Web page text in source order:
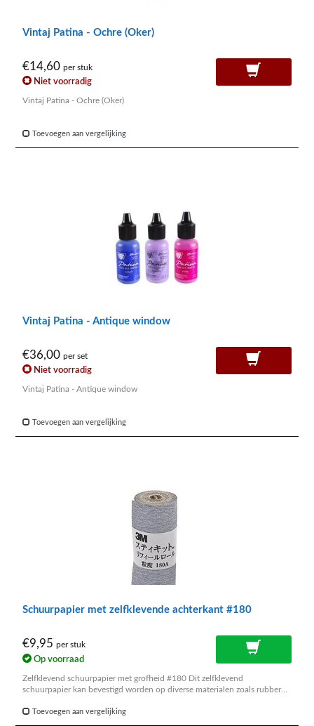
Vintaj Patina - Ochre (Oker)
€14,60 per stuk
Niet voorradig
Vintaj Patina - Ochre (Oker)
Toevoegen aan vergelijking
Vintaj Patina - Antique window
€36,00 per set
Niet voorradig
Vintaj Patina - Antique window
Toevoegen aan vergelijking
Schuurpapier met zelfklevende achterkant #180
€9,95 per stuk
Op voorraad
Zelfklevend schuurpapier met grofheid #180 Dit zelfklevend
schuurpapier kan bevestigd worden op diverse materialen zoals rubber
Toevoegen aan vergelijking